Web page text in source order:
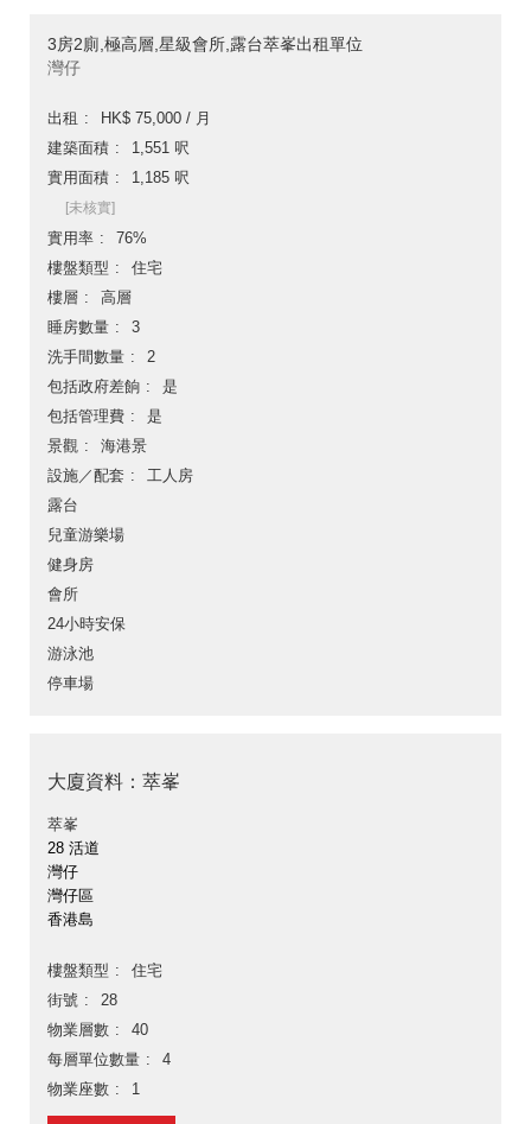
3房2廁,極高層,星級會所,露台萃峯出租單位
灣仔
出租
HK$ 75,000 / 月
建築面積
1,551 呎
實用面積
1,185 呎
[未核實]
實用率
76%
樓盤類型
住宅
樓層
高層
睡房數量
3
洗手間數量
2
包括政府差餉
是
包括管理費
是
景觀
海港景
設施／配套
工人房
露台
兒童游樂場
健身房
會所
24小時安保
游泳池
停車場
大廈資料：萃峯
萃峯
28 活道
灣仔
灣仔區
香港島
樓盤類型
住宅
街號
28
物業層數
40
每層單位數量
4
物業座數
1